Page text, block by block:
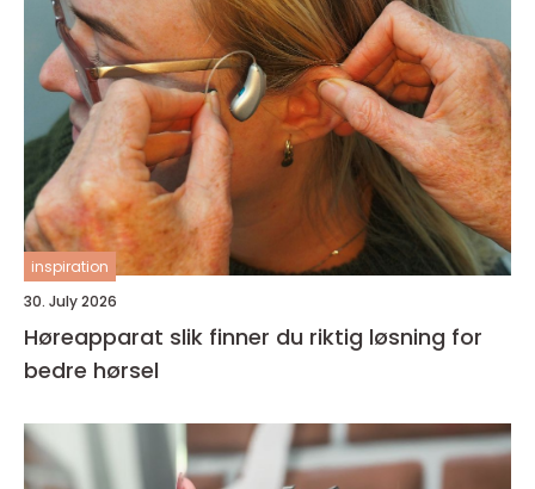
inspiration
30. July 2026
Høreapparat slik finner du riktig løsning for
bedre hørsel